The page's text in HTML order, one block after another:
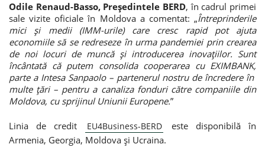
Odile Renaud-Basso, Președintele BERD, în cadrul primei
sale vizite oficiale în Moldova a comentat: „Întreprinderile
mici și medii (IMM-urile) care cresc rapid pot ajuta
economiile să se redreseze în urma pandemiei prin crearea
de noi locuri de muncă și introducerea inovațiilor. Sunt
încântată că putem consolida cooperarea cu EXIMBANK,
parte a Intesa Sanpaolo – partenerul nostru de încredere în
multe țări – pentru a canaliza fonduri către companiile din
Moldova, cu sprijinul Uniunii Europene.”
Linia de credit EU4Business-BERD
este disponibilă în
Armenia, Georgia, Moldova și Ucraina.